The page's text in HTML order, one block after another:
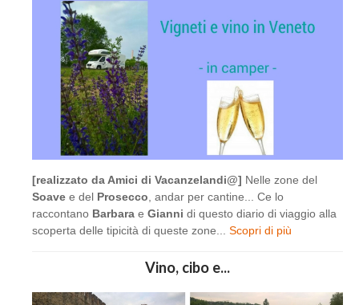
[realizzato da Amici di Vacanzelandi@] Nelle zone del
Soave e del Prosecco , andar per cantine... Ce lo
raccontano Barbara e Gianni di questo diario di viaggio alla
scoperta delle tipicità di queste zone... Scopri di più
Vino, cibo e...